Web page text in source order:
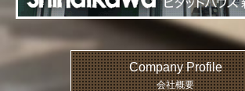
Company Profile
会社概要